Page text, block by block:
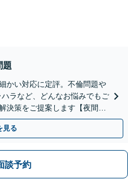
題
かい対応に定評。不倫問題や
ラなど、どんなお悩みでもご
決策をご提案します【夜間・
での相談可】
見る
談予約